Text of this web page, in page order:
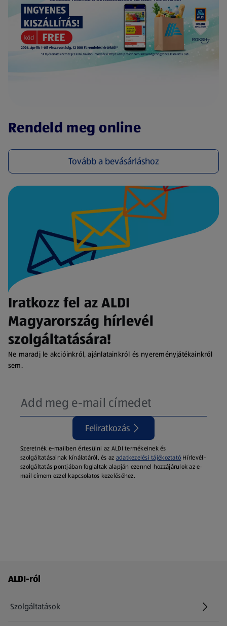
Rendeld meg online
Tovább a bevásárláshoz
(új oldalon nyílik meg)
Iratkozz fel az ALDI
Magyarország hírlevél
szolgáltatására!
Ne maradj le akcióinkról, ajánlatainkról és nyereményjátékainkról
sem.
Feliratkozás
Szeretnék e-mailben értesülni az ALDI termékeinek és
szolgáltatásainak kínálatáról, és az adatkezelési tájékoztató Hírlevél-
szolgáltatás pontjában foglaltak alapján ezennel hozzájárulok az e-
mail címem ezzel kapcsolatos kezeléséhez.
Láblécmenü - további linkek
ALDI-ról
Szolgáltatások